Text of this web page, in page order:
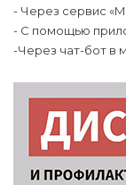
- Через сервис
- С помощью
-Через чат-бот в